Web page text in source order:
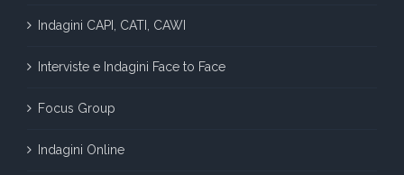
Indagini CAPI, CATI, CAWI
Interviste e Indagini Face to Face
Focus Group
Indagini Online